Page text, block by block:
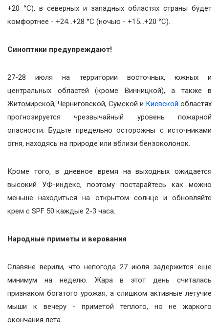
+20 °С), в северных и западных областях страны будет
комфортнее - +24…+28 °С (ночью - +15…+20 °С).
Синоптики предупреждают!
27-28 июля на территории восточных, южных и
центральных областей (кроме Винницкой), а также в
Житомирской, Черниговской, Сумской и Киевской областях
прогнозируется чрезвычайный уровень пожарной
опасности. Будьте предельно осторожны с источниками
огня, находясь на природе или вблизи бензоколонок.
Кроме того, в дневное время на выходных ожидается
высокий УФ-индекс, поэтому постарайтесь как можно
меньше находиться на открытом солнце и обновляйте
крем с SPF 50 каждые 2-3 часа.
Народные приметы и верования
Славяне верили, что непогода 27 июля задержится еще
минимум на неделю. Жара в этот день считалась
признаком богатого урожая, а слишком активные летучие
мыши к вечеру - приметой теплого, но не жаркого
окончания лета.